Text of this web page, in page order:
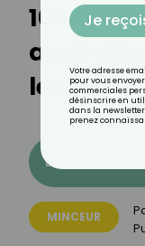
10
avoir
les
Découvrez les
MINCEUR
Je
Votre adresse
pour vous
commerciales
désinscrire en
dans la
prenez